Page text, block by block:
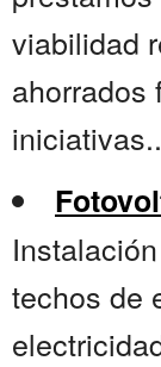
viabilidad
ahorrados
techos de